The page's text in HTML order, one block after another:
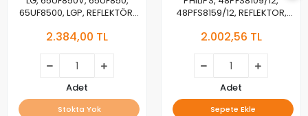
65UF8500, LGP, REFLEKTÖR,
2.384,00 TL
Adet
Stokta Yok
48PFS8159/12, REFLEKTOR,
PLEKSİ, IŞIK YANSITICI TABAKA
2.002,56 TL
Adet
Sepete Ekle